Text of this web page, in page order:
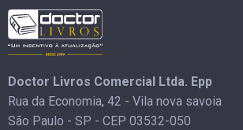
Doctor Livros Comercial Ltda. Epp
Rua da Economia, 42 - Vila nova savoia
São Paulo - SP - CEP 03532-050